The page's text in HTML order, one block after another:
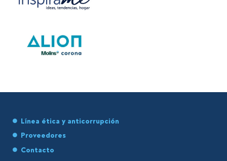
Línea ética y anticorrupción
Proveedores
Contacto